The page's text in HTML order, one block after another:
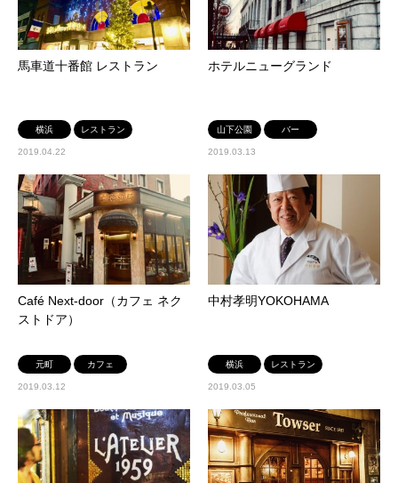
馬車道十番館 レストラン
横浜 レストラン
2019.04.22
ホテルニューグランド
山下公園 バー
2019.03.13
Café Next-door（カフェ ネク
ストドア）
元町 カフェ
2019.03.12
中村孝明YOKOHAMA
横浜 レストラン
2019.03.05